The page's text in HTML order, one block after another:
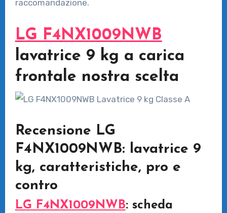
raccomandazione.
LG F4NX1009NWB
lavatrice 9 kg a carica
frontale nostra scelta
Recensione LG
F4NX1009NWB: lavatrice 9
kg, caratteristiche, pro e
contro
LG F4NX1009NWB: scheda